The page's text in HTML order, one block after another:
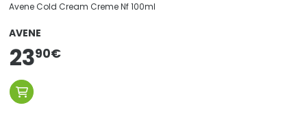
Avene Cold Cream Creme Nf 100ml
AVENE
2390€